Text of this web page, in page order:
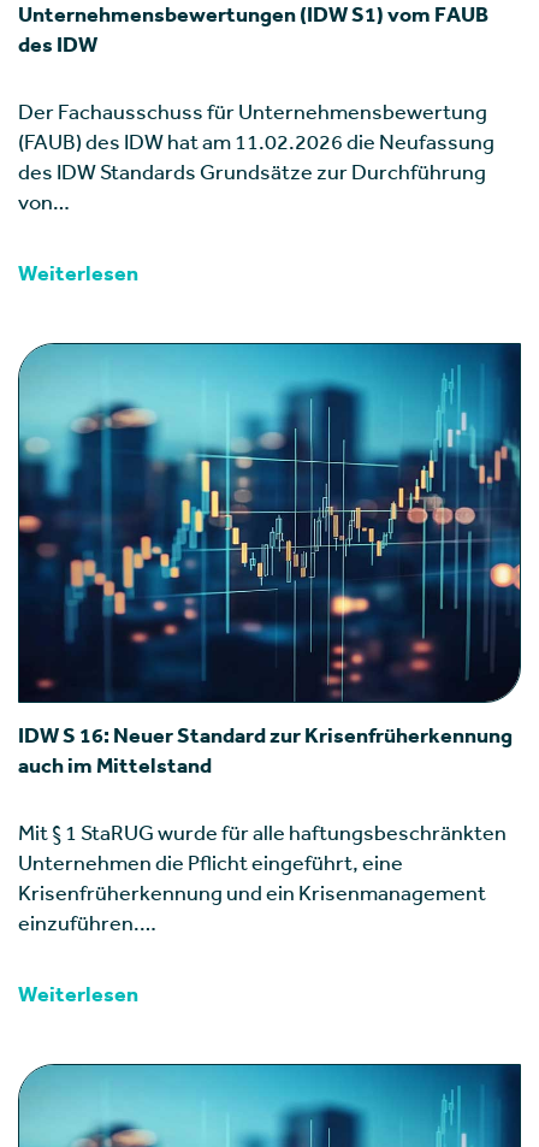
Unternehmensbewertungen (IDW S1) vom FAUB
des IDW
Der Fachausschuss für Unternehmensbewertung
(FAUB) des IDW hat am 11.02.2026 die Neufassung
des IDW Standards Grundsätze zur Durchführung
von…
Weiterlesen
IDW S 16: Neuer Standard zur Krisenfrüherkennung
auch im Mittelstand
Mit § 1 StaRUG wurde für alle haftungsbeschränkten
Unternehmen die Pflicht eingeführt, eine
Krisenfrüherkennung und ein Krisenmanagement
einzuführen.…
Weiterlesen